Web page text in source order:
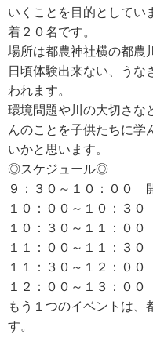
RECRUIT
DATA
いくことを目的としてい
着２０名です。
場所は都農神社横の都農
日頃体験出来ない、うな
われます。
環境問題や川の大切さな
んのことを子供たちに学
いかと思います。
◎スケジュール◎
９：３０～１０：００
１０：００～１０：３
１０：３０～１１：０
１１：００～１１：３
１１：３０～１２：０
１２：００～１３：０
もう１つのイベントは、
す。